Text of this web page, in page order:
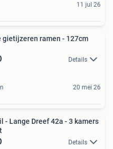
11 jul 26
gietijzeren ramen - 127cm
Details
20 mei 26
- Lange Dreef 42a - 3 kamers
Details